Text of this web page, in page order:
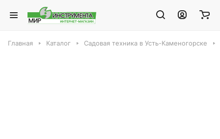
Главная Каталог Садовая техника в Усть-Каменогорске